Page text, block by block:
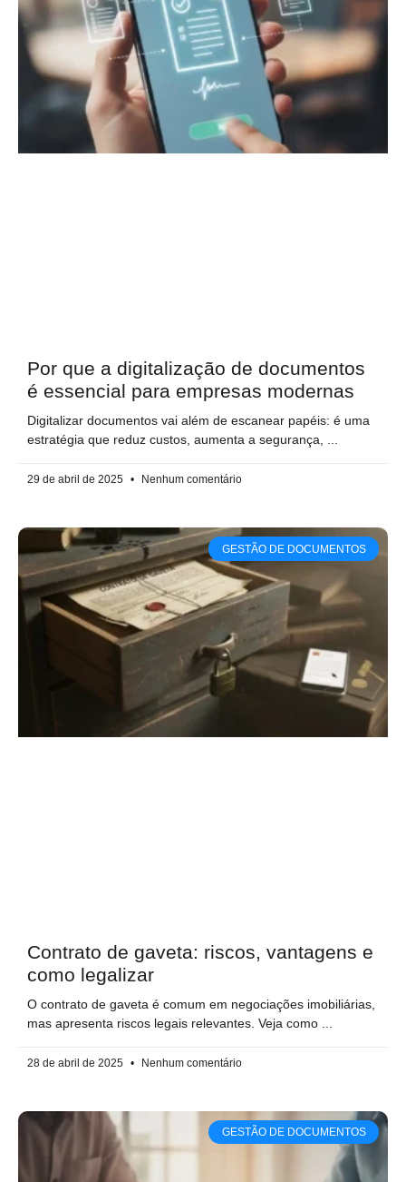
Por que a digitalização de documentos
é essencial para empresas modernas
Digitalizar documentos vai além de escanear papéis: é uma
estratégia que reduz custos, aumenta a segurança,
29 de abril de 2025 Nenhum comentário
GESTÃO DE DOCUMENTOS
Contrato de gaveta: riscos, vantagens e
como legalizar
O contrato de gaveta é comum em negociações imobiliárias,
mas apresenta riscos legais relevantes. Veja como
28 de abril de 2025 Nenhum comentário
GESTÃO DE DOCUMENTOS